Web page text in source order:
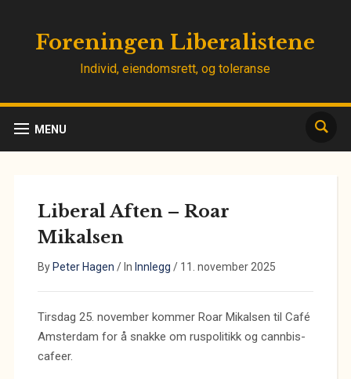
Foreningen Liberalistene
Individ, eiendomsrett, og toleranse
MENU
Liberal Aften – Roar
Mikalsen
By Peter Hagen / In Innlegg / 11. november 2025
Tirsdag 25. november kommer Roar Mikalsen til Café
Amsterdam for å snakke om ruspolitikk og cannbis-
cafeer.